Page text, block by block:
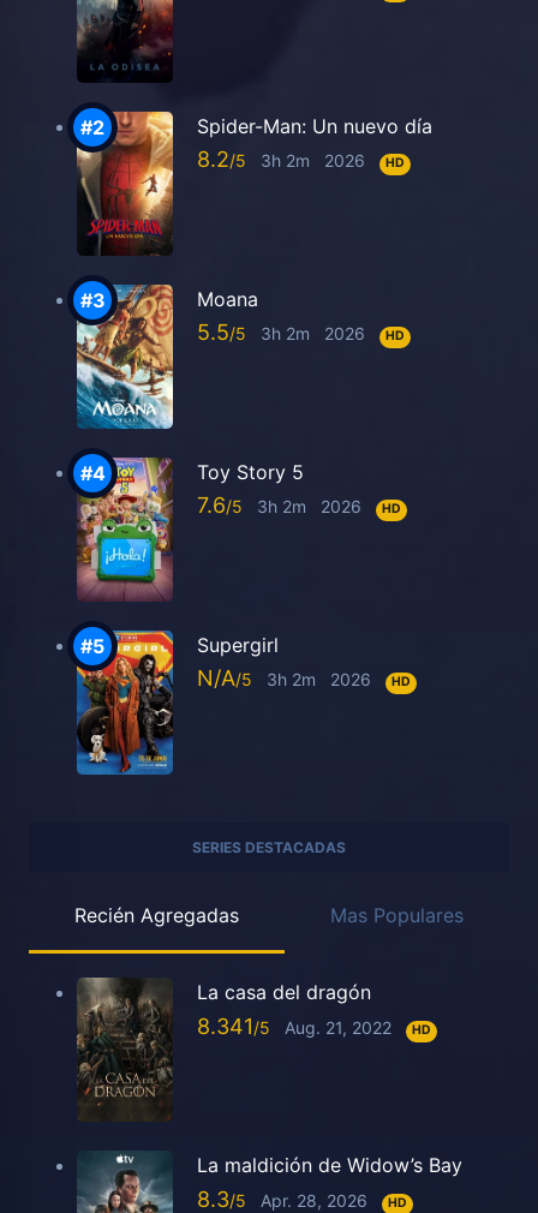
Spider-Man: Un nuevo día
8.2 3h 2m 2026 HD
Moana
5.5 3h 2m 2026 HD
Toy Story 5
7.6 3h 2m 2026 HD
Supergirl
N/A 3h 2m 2026 HD
SERIES DESTACADAS
Recién Agregadas Mas Populares
La casa del dragón
8.341 Aug. 21, 2022 HD
La maldición de Widow’s Bay
8.3 Apr. 28, 2026 HD